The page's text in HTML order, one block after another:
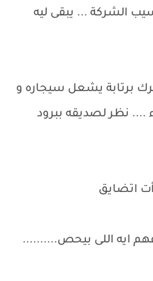
الشركة ... يبقى ليه
برتابة يشعل سيجاره و
.... نظر لصديقه ببرود
اتضايق
ايه اللى بيحص..........